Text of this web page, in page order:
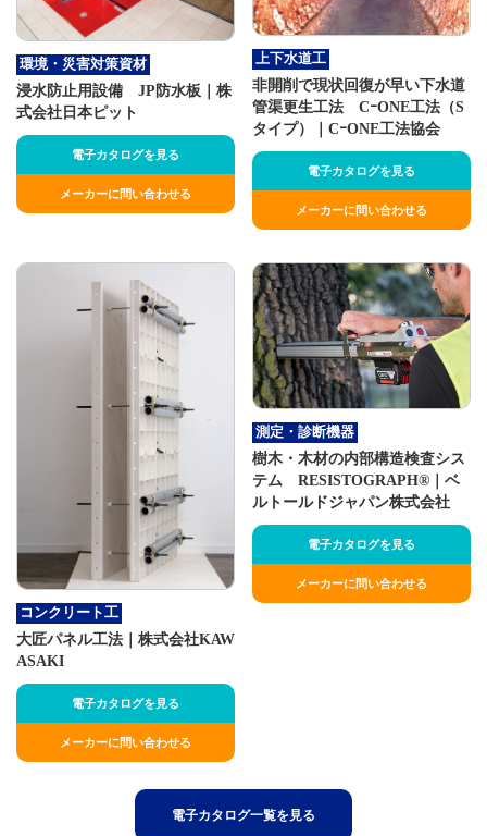
環境・災害対策資材
浸水防止用設備 JP防水板｜株
式会社日本ピット
電子カタログを見る
メーカーに問い合わせる
上下水道工
非開削で現状回復が早い下水道
管渠更生工法 CｰONE工法（S
タイプ）｜CｰONE工法協会
電子カタログを見る
メーカーに問い合わせる
コンクリート工
大匠パネル工法｜株式会社KAW
ASAKI
電子カタログを見る
メーカーに問い合わせる
測定・診断機器
樹木・木材の内部構造検査シス
テム RESISTOGRAPH®｜ベ
ルトールドジャパン株式会社
電子カタログを見る
メーカーに問い合わせる
電子カタログ一覧を見る